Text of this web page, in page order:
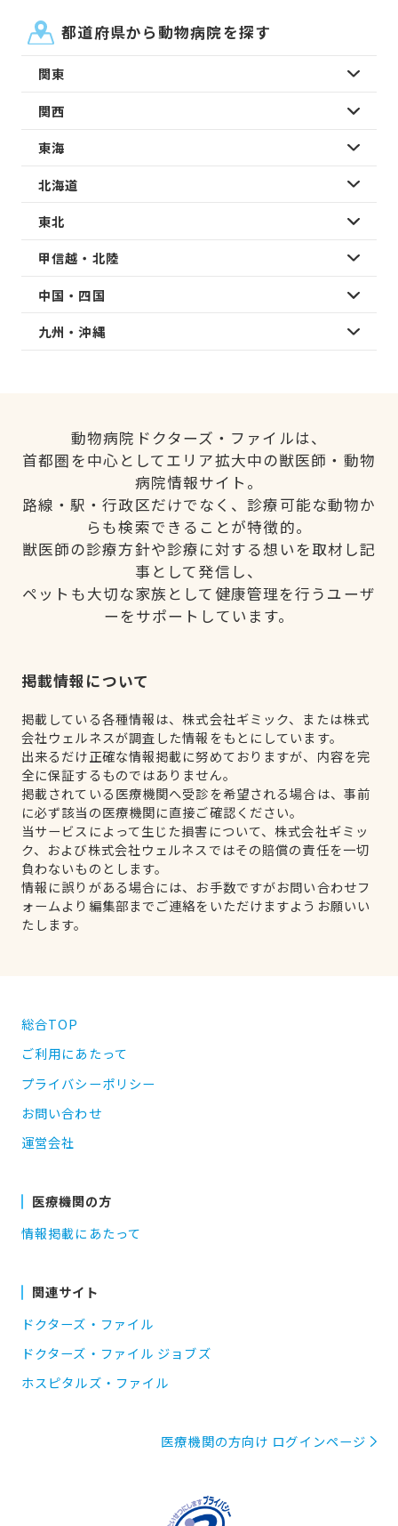
都道府県から動物病院を探す
関東
関西
東海
北海道
東北
甲信越・北陸
中国・四国
九州・沖縄
動物病院ドクターズ・ファイルは、
首都圏を中心としてエリア拡大中の獣医師・動物
病院情報サイト。
路線・駅・行政区だけでなく、診療可能な動物か
らも検索できることが特徴的。
獣医師の診療方針や診療に対する想いを取材し記
事として発信し、
ペットも大切な家族として健康管理を行うユーザ
ーをサポートしています。
掲載情報について
掲載している各種情報は、株式会社ギミック、または株式
会社ウェルネスが調査した情報をもとにしています。
出来るだけ正確な情報掲載に努めておりますが、内容を完
全に保証するものではありません。
掲載されている医療機関へ受診を希望される場合は、事前
に必ず該当の医療機関に直接ご確認ください。
当サービスによって生じた損害について、株式会社ギミッ
ク、および株式会社ウェルネスではその賠償の責任を一切
負わないものとします。
情報に誤りがある場合には、お手数ですがお問い合わせフ
ォームより編集部までご連絡をいただけますようお願いい
たします。
総合TOP
ご利用にあたって
プライバシーポリシー
お問い合わせ
運営会社
医療機関の方
情報掲載にあたって
関連サイト
ドクターズ・ファイル
ドクターズ・ファイル ジョブズ
ホスピタルズ・ファイル
医療機関の方向け ログインページ